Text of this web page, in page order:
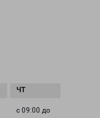
с 09:00 до